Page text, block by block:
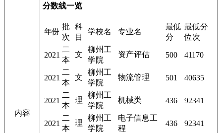
内容
分数线一览
年份
批
次
科
目
学校名 专业名
最低
分
最低分
位次
2021
二
本
文
柳州工
学院
资产评估 500 41170
2021
二
本
文
柳州工
学院
物流管理 501 40635
2021
二
本
理
柳州工
学院
机械类 436 92341
2021
二
本
理
柳州工
学院
电子信息工
程
436 92341